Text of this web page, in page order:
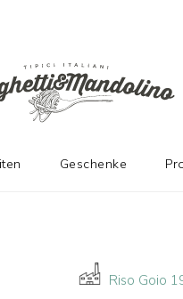
Riso Goio
Geschenke